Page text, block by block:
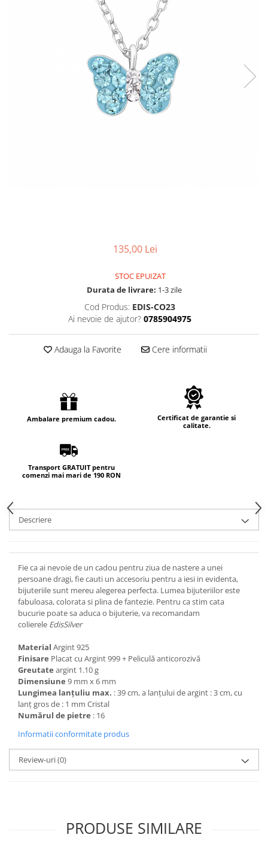
135,00 Lei
STOC EPUIZAT
Durata de livrare: 1-3 zile
Cod Produs: EDIS-CO23
Ai nevoie de ajutor? 0785904975
Adauga la Favorite Cere informatii
Ambalare premium cadou.
Certificat de garantie si
calitate.
Transport GRATUIT pentru
comenzi mai mari de 190 RON
Descriere
Fie ca ai nevoie de un cadou pentru ziua de nastere a unei
persoane dragi, fie cauti un accesoriu pentru a iesi in evidenta,
bijuteriile sunt mereu alegerea perfecta. Lumea bijuteriilor este
fabuloasa, colorata si plina de fantezie. Pentru ca stim cata
bucurie poate sa aduca o bijuterie, va recomandam
colierele EdisSilver
Material Argint 925
Finisare Placat cu Argint 999 + Peliculă anticorozivă
Greutate argint 1.10 g
Dimensiune 9 mm x 6 mm
Lungimea lanțuliu max. : 39 cm, a lanțului de argint : 3 cm, cu
lanț gros de : 1 mm Cristal
Numărul de pietre : 16
Informatii conformitate produs
Review-uri(0)
PRODUSE SIMILARE